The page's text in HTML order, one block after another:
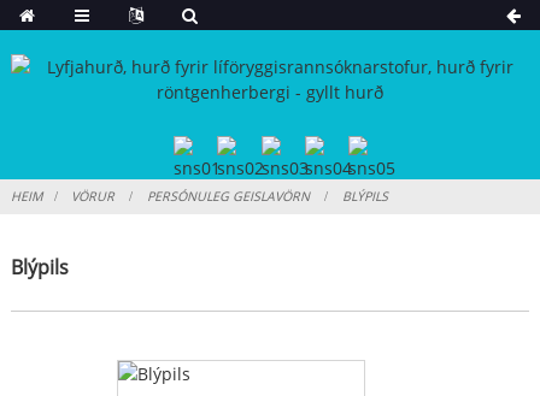
HEIM VÖRUR PERSÓNULEG GEISLAVÖRN BLÝPILS
Blýpils